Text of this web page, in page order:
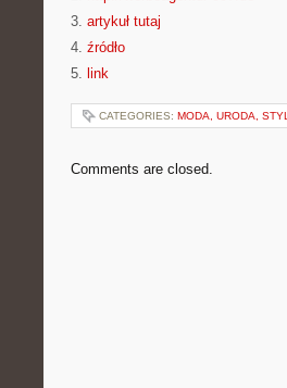
3. artykuł tutaj
4. źródło
5. link
CATEGORIES: MODA, URODA, STYL
Comments are closed.